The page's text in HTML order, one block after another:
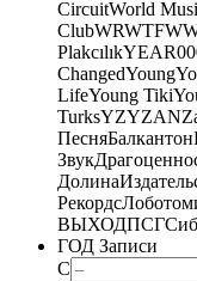
CircuitWorld
Club
Plakcılık
ChangedYoung
LifeYoung Tiki
TurksYZYZAN
ПесняБалкантон
Звук
Долина
Рекордс
ВЫХОДПСГ
ГОД Записи
С